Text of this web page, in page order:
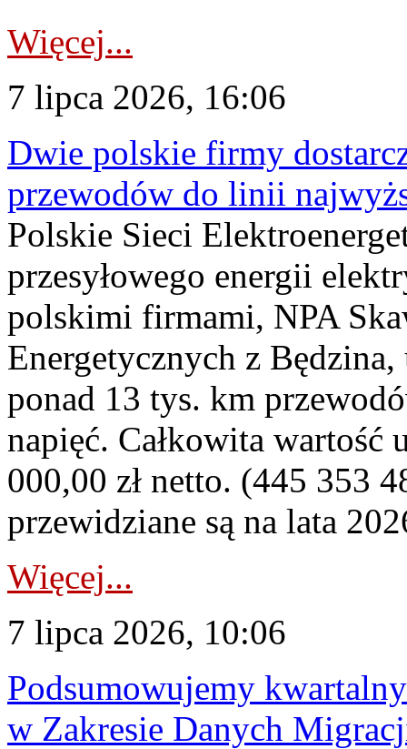
Więcej...
7 lipca 2026, 16:06
Dwie polskie firmy
przewodów do linii
Polskie Sieci
przesyłowego energii
polskimi firmami, NPA
Energetycznych z
ponad 13 tys. km
napięć. Całkowita
000,00 zł netto. (445 353
przewidziane są na lata
Więcej...
7 lipca 2026, 10:06
Podsumowujemy
w Zakresie Danych